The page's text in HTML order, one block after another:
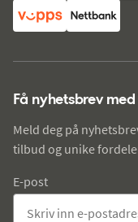
Få nyhetsbrev
Meld deg på
tilbud og unike
E-post